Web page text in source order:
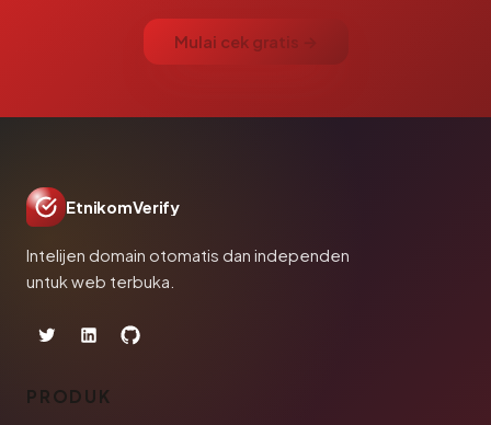
Mulai cek gratis →
EtnikomVerify
Intelijen domain otomatis dan independen
untuk web terbuka.
PRODUK